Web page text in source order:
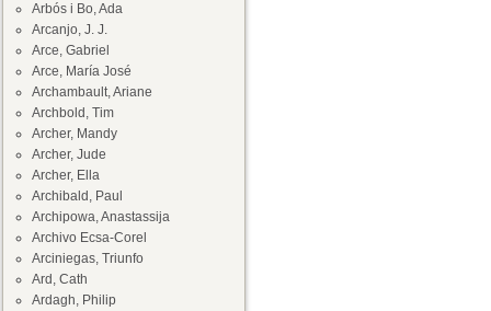
Arbós i Bo, Ada
Arcanjo, J. J.
Arce, Gabriel
Arce, María José
Archambault, Ariane
Archbold, Tim
Archer, Mandy
Archer, Jude
Archer, Ella
Archibald, Paul
Archipowa, Anastassija
Archivo Ecsa-Corel
Arciniegas, Triunfo
Ard, Cath
Ardagh, Philip